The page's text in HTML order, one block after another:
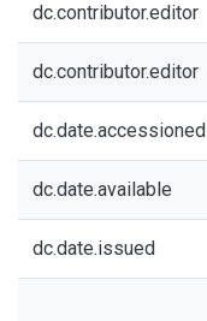
dc.contributor.editor
dc.contributor.editor
dc.date.accessioned
dc.date.available
dc.date.issued